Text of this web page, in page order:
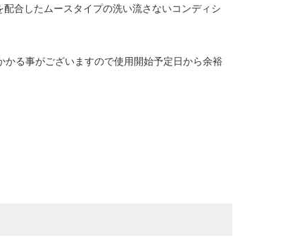
合したムースタイプの洗い流さないコンディシ
る事がございますので使用開始予定日から余裕